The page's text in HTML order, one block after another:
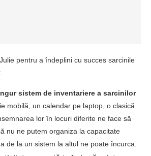
pentru a îndeplini cu succes sarcinile
sistem de inventariere a sarcinilor
mobilă, un calendar pe laptop, o clasică
lor în locuri diferite ne face să
nu ne putem organiza la capacitate
de la un sistem la altul ne poate încurca.